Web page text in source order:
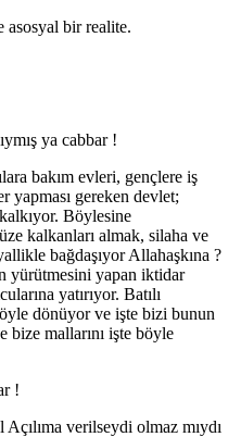
asosyal bir realite.
ya cabbar !
bakım evleri, gençlere iş
yapması gereken devlet;
Böylesine
kalkanları almak, silaha ve
bağdaşıyor Allahaşkına ?
yürütmesini yapan iktidar
yatırıyor. Batılı
dönüyor ve işte bizi bunun
mallarını işte böyle
!
verilseydi olmaz mıydı